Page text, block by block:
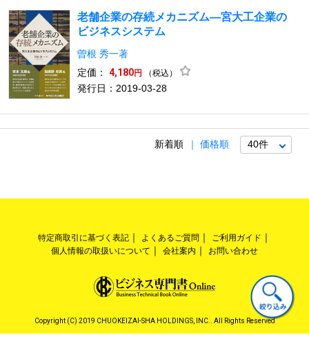
老舗企業の存続メカニズム―宮大工企業の
ビジネスシステム
曽根 秀一著
定価：
4,180円 （税込）
発行日：2019-03-28
新着順 価格順
特定商取引に基づく表記 よくあるご質問
ご利用ガイド
個人情報の取扱いについて
会社案内 お問い合わせ
Copyright (C) 2019 CHUOKEIZAI-SHA HOLDINGS, INC.. All Rights Reserved